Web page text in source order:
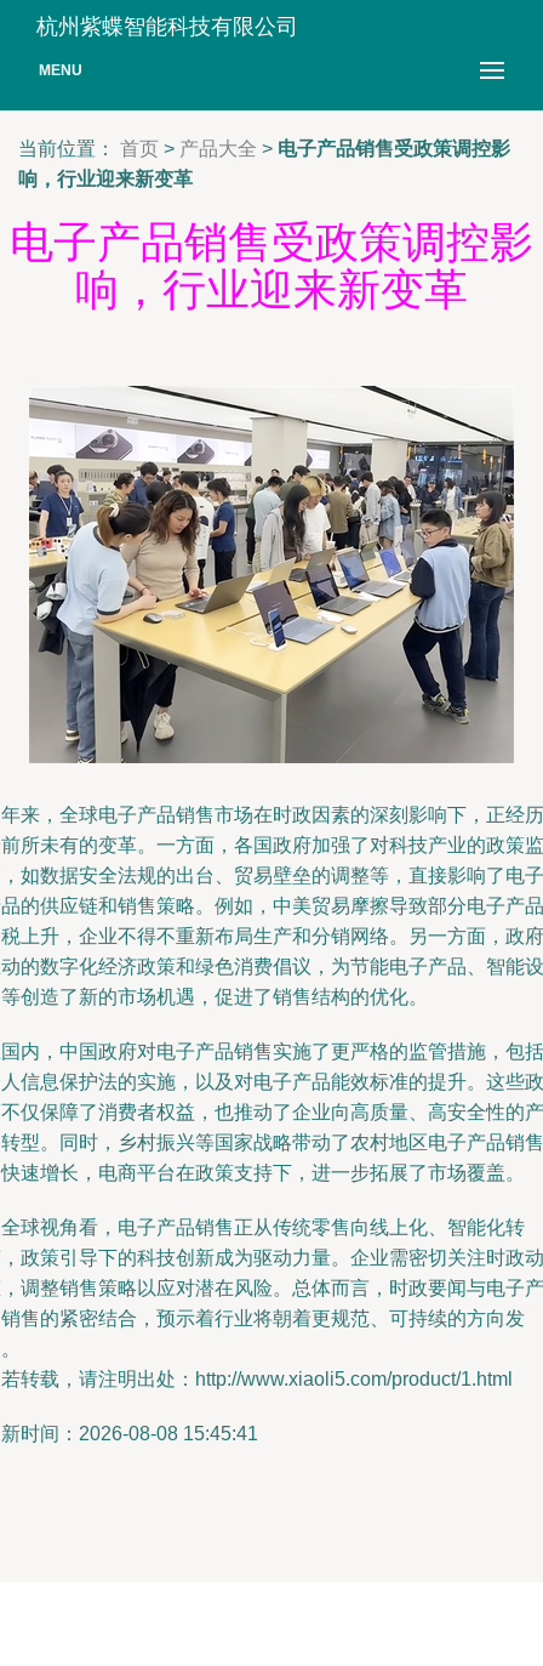
杭州紫蝶智能科技有限公司
MENU
当前位置： 首页 > 产品大全 > 电子产品销售受政策调控影
响，行业迎来新变革
电子产品销售受政策调控影
响，行业迎来新变革
来，全球电子产品销售市场在时政因素的深刻影响下，正经历
所未有的变革。一方面，各国政府加强了对科技产业的政策监
如数据安全法规的出台、贸易壁垒的调整等，直接影响了电子
的供应链和销售策略。例如，中美贸易摩擦导致部分电子产品
上升，企业不得不重新布局生产和分销网络。另一方面，政府
的数字化经济政策和绿色消费倡议，为节能电子产品、智能设
创造了新的市场机遇，促进了销售结构的优化。
内，中国政府对电子产品销售实施了更严格的监管措施，包括
信息保护法的实施，以及对电子产品能效标准的提升。这些政
仅保障了消费者权益，也推动了企业向高质量、高安全性的产
型。同时，乡村振兴等国家战略带动了农村地区电子产品销售
速增长，电商平台在政策支持下，进一步拓展了市场覆盖。
球视角看，电子产品销售正从传统零售向线上化、智能化转
政策引导下的科技创新成为驱动力量。企业需密切关注时政动
调整销售策略以应对潜在风险。总体而言，时政要闻与电子产
售的紧密结合，预示着行业将朝着更规范、可持续的方向发
转载，请注明出处：http://www.xiaoli5.com/product/1.html
时间：2026-08-08 15:45:41